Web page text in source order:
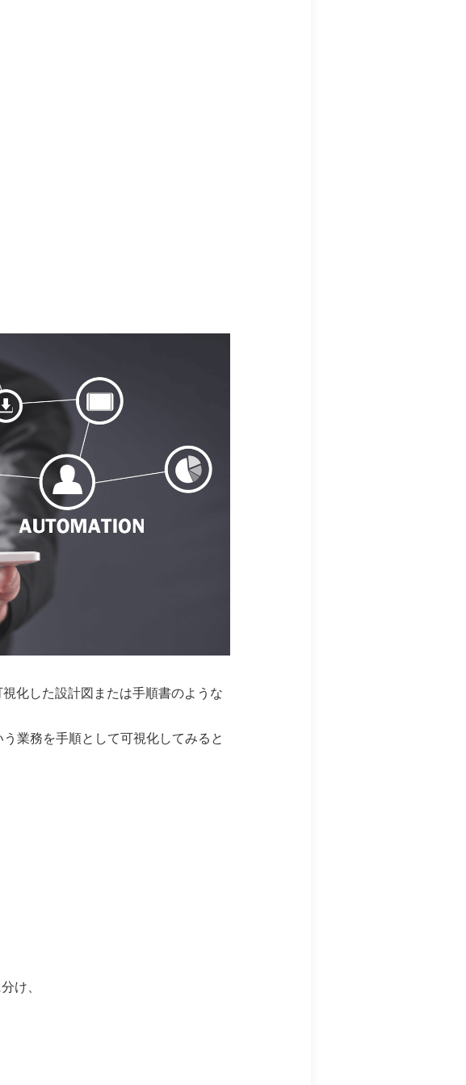
化した設計図または手順書のような
業務を手順として可視化してみると
け、